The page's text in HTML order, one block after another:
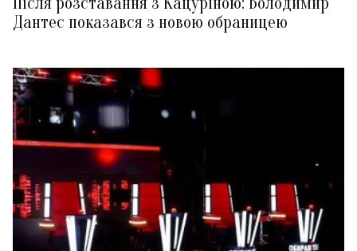
Дантес показався з новою обраницею